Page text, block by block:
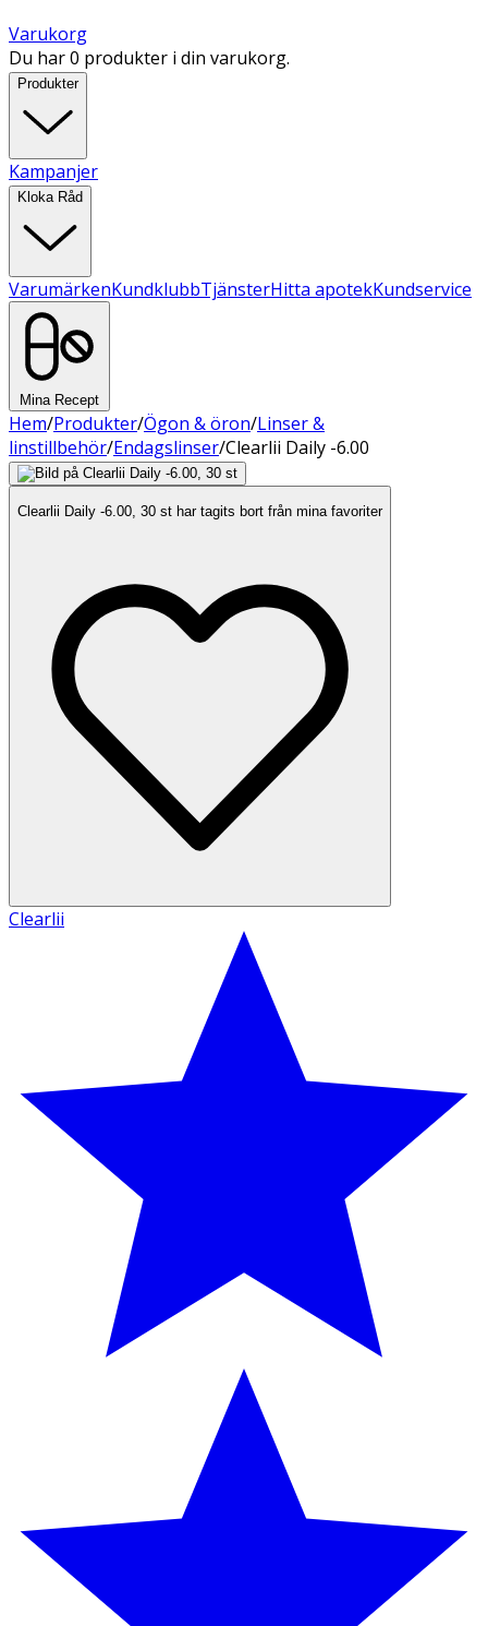
Varukorg
Du har 0 produkter i din varukorg.
Produkter
Kampanjer
Kloka Råd
VarumärkenKundklubbTjänsterHitta apotekKundservice
Mina Recept
Hem/Produkter/Ögon & öron/Linser &
linstillbehör/Endagslinser/Clearlii Daily -6.00
Clearlii Daily -6.00, 30 st har tagits bort från mina favoriter
Clearlii